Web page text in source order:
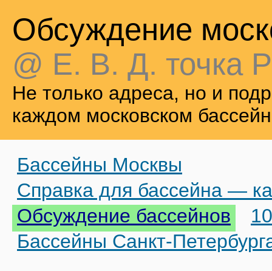
Обсуждение
@ Е. В. Д. точка
Не только адреса, но и
каждом московском
Бассейны Москвы
Справка для бассейна —
Обсуждение бассейнов
Бассейны Санкт-